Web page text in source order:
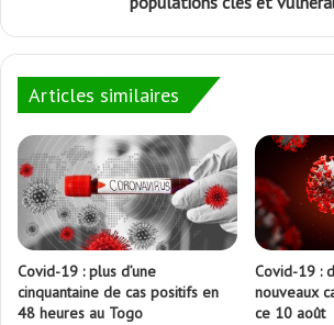
Articles similaires
Covid-19 : plus d’une
cinquantaine de cas positifs en
48 heures au Togo
Covid-19 :
nouveaux
ce 10 août